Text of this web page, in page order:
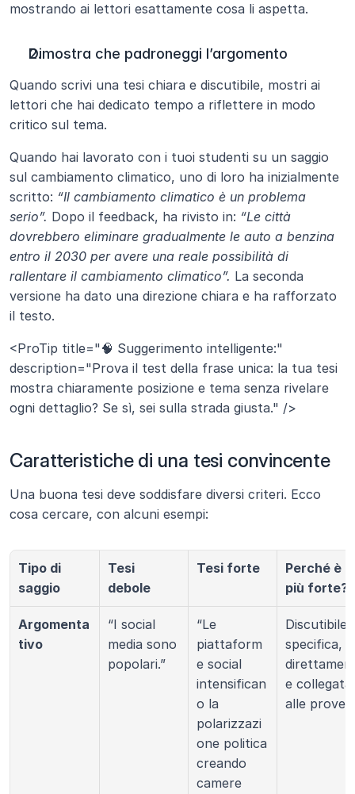
mostrando ai lettori esattamente cosa li aspetta.
Dimostra che padroneggi l’argomento
Quando scrivi una tesi chiara e discutibile, mostri ai
lettori che hai dedicato tempo a riflettere in modo
critico sul tema.
Quando hai lavorato con i tuoi studenti su un saggio
sul cambiamento climatico, uno di loro ha inizialmente
scritto: “Il cambiamento climatico è un problema
serio”. Dopo il feedback, ha rivisto in: “Le città
dovrebbero eliminare gradualmente le auto a benzina
entro il 2030 per avere una reale possibilità di
rallentare il cambiamento climatico”. La seconda
versione ha dato una direzione chiara e ha rafforzato
il testo.
<ProTip title="🧠 Suggerimento intelligente:"
description="Prova il test della frase unica: la tua tesi
mostra chiaramente posizione e tema senza rivelare
ogni dettaglio? Se sì, sei sulla strada giusta." />
Caratteristiche di una tesi convincente
Una buona tesi deve soddisfare diversi criteri. Ecco
cosa cercare, con alcuni esempi:
Tipo di
saggio
Tesi
debole
Tesi forte
Perché è
più forte?
Argomenta
tivo
“I social
media sono
popolari.”
“Le
piattaform
e social
intensifican
o la
polarizzazi
one politica
creando
camere
Discutibile,
specifica,
e collegata
alle prove.